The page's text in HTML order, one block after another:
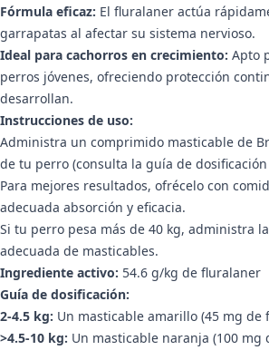
Fórmula eficaz: El fluralaner actúa
garrapatas al afectar su sistema nervioso.
Ideal para cachorros en crecimiento: Apto
perros jóvenes, ofreciendo protección
desarrollan.
Instrucciones de uso:
Administra un comprimido masticable de
de tu perro (consulta la guía de
Para mejores resultados, ofrécelo con
adecuada absorción y eficacia.
Si tu perro pesa más de 40 kg, administra
adecuada de masticables.
Ingrediente activo: 54.6 g/kg de fluralaner
Guía de dosificación:
2-4.5 kg: Un masticable amarillo (45 mg de
>4.5-10 kg: Un masticable naranja (100 mg